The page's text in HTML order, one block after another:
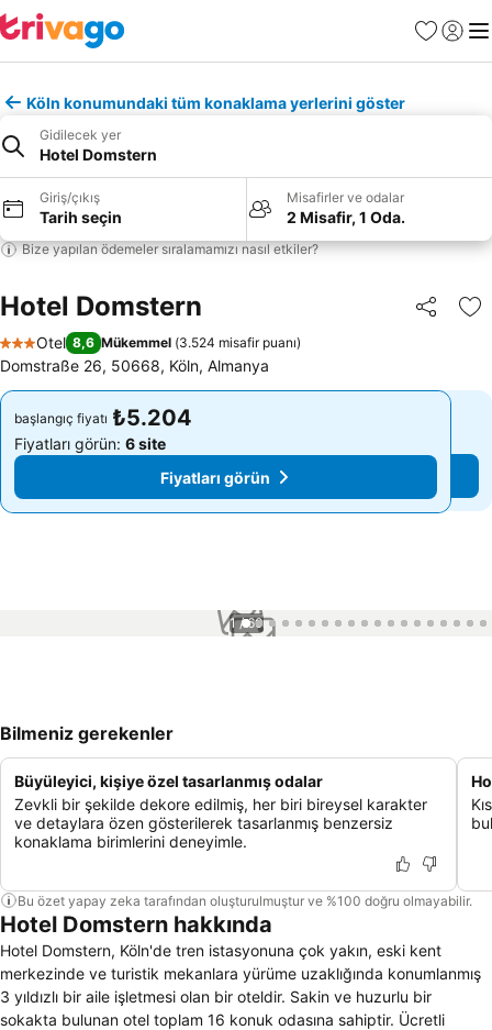
Favoriler
Giriş
Köln konumundaki tüm konaklama yerlerini göster
Gidilecek yer
Hotel Domstern
Giriş/çıkış
Tarih seçin
Misafirler ve odalar
2 Misafir, 1 Oda.
Bize yapılan ödemeler sıralamamızı nasıl etkiler?
Hotel Domstern Paylaş
3 Yıldız
Otel 8,6 Mükemmel (3.524 misafir puanı)
Domstraße 26, 50668, Köln, Almanya
başlangıç fiyatı ₺5.204
Fiyatları görün: 6 site
Fiyatları görün
başlangıç fiyatı ₺5.204
Fiyatları görün: 6 site
Fiyatları görün
1 / 60
Bilmeniz gerekenler
Büyüleyici, kişiye özel tasarlanmış odalar
Zevkli bir şekilde dekore edilmiş, her biri bireysel karakter
ve detaylara özen gösterilerek tasarlanmış benzersiz
konaklama birimlerini deneyimle.
Bu özet yapay zeka tarafından oluşturulmuştur ve %100 doğru olmayabilir.
Hotel Domstern hakkında
Hotel Domstern, Köln'de tren istasyonuna çok yakın, eski kent
merkezinde ve turistik mekanlara yürüme uzaklığında konumlanmış
3 yıldızlı bir aile işletmesi olan bir oteldir. Sakin ve huzurlu bir
sokakta bulunan otel toplam 16 konuk odasına sahiptir. Ücretli